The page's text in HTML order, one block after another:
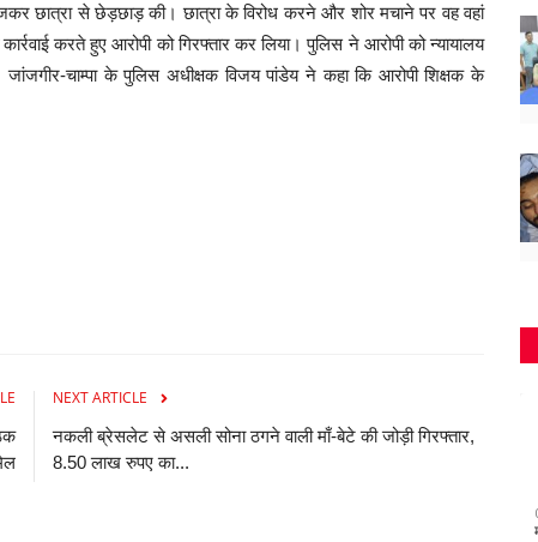
छात्रा से छेड़छाड़ की। छात्रा के विरोध करने और शोर मचाने पर वह वहां
करते हुए आरोपी को गिरफ्तार कर लिया। पुलिस ने आरोपी को न्यायालय
चाम्पा के पुलिस अधीक्षक विजय पांडेय ने कहा कि आरोपी शिक्षक के
NEXT ARTICLE
नकली ब्रेसलेट से असली सोना ठगने वाली माँ-बेटे की जोड़ी गिरफ्तार,
8.50 लाख रुपए का...